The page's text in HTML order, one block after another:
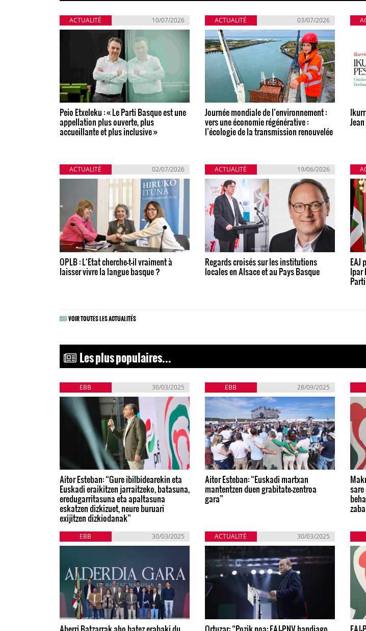
ACTUALITÉ 10/07/2026
Peio Etxeleku : « Le Parti Basque est une
appellation plus ouverte, plus
accueillante et plus inclusive »
ACTUALITÉ 03/07/2026
Journée mondiale de l’environnement :
vers une économie régénérative :
l’écologie de la transmission renouvelée
ACTUALITÉ 02/07/2026
OPLB : L‘Etat cherche-t-il vraiment à
laisser vivre la langue basque ?
ACTUALITÉ 19/06/2026
Regards croisés sur les institutions
locales en Alsace et au Pays Basque
EAJ
Ipar
VOIR TOUTES LES ACTUALITÉS
Les plus populaires...
EBB 30/03/2025
Aitor Esteban: “Gure ibilbidearekin eta
Euskadi eraikitzen jarraitzeko, batasuna,
eredugarritasuna eta apaltasuna
eskatzen dizkizuet, neure buruari
exijitzen dizkiodanak”
EBB 28/09/2025
Aitor Esteban: “Euskadi martxan
mantentzen duen grabitate-zentroa
gara”
EBB 30/03/2025
Aberri Batzarrak aho batez erabaki du
ACTUALITÉ 30/03/2025
Ortuzar: “Pozik noa: EAJ-PNV handiago